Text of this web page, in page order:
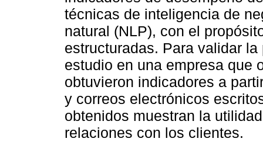
técnicas de inteligencia de
natural (NLP), con el
estructuradas. Para validar
estudio en una empresa que
obtuvieron indicadores a
y correos electrónicos
obtenidos muestran la
relaciones con los clientes.